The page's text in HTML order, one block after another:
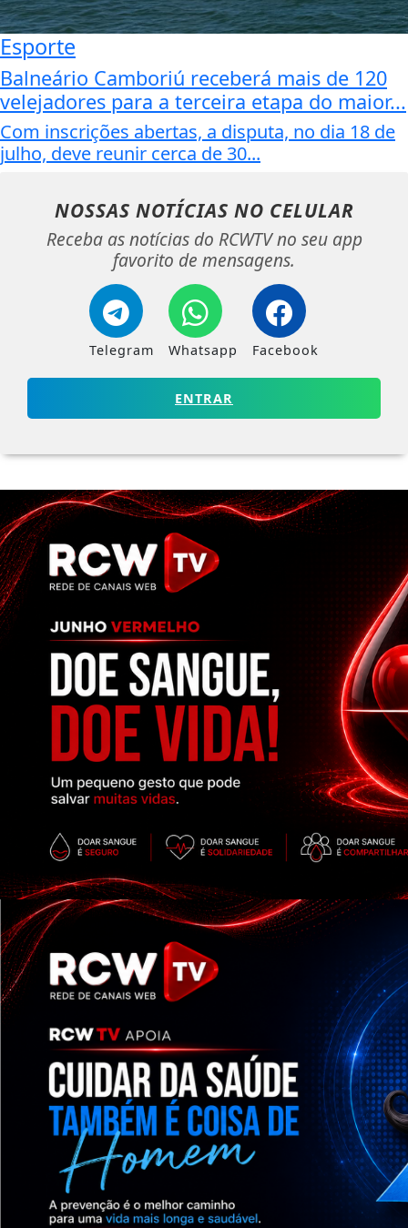
Esporte
Balneário Camboriú receberá mais de 120
velejadores para a terceira etapa do maior...
Com inscrições abertas, a disputa, no dia 18 de
julho, deve reunir cerca de 30...
NOSSAS NOTÍCIAS NO CELULAR
Receba as notícias do RCWTV no seu app
favorito de mensagens.
Telegram Whatsapp Facebook
ENTRAR